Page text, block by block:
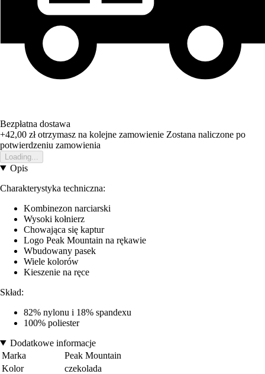
Bezpłatna dostawa
+42,00 złotrzymasz na kolejne zamowienie Zostana naliczone po
potwierdzeniu zamowienia
Loading...
Opis
Charakterystyka techniczna:
Kombinezon narciarski
Wysoki kołnierz
Chowająca się kaptur
Logo Peak Mountain na rękawie
Wbudowany pasek
Wiele kolorów
Kieszenie na ręce
Skład:
82% nylonu i 18% spandexu
100% poliester
Dodatkowe informacje
Marka
Peak Mountain
Kolor
czekolada